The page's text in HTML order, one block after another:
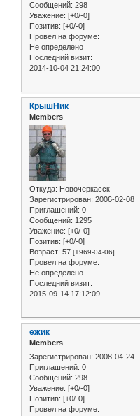
Сообщений: 298
Уважение: [+0/-0]
Позитив: [+0/-0]
Провел на форуме:
Не определено
Последний визит:
2014-10-04 21:24:00
КрышНик
Members
Откуда: Новочеркасск
Зарегистрирован: 2006-02-08
Приглашений: 0
Сообщений: 1295
Уважение: [+0/-0]
Позитив: [+0/-0]
Возраст: 57 [1969-04-06]
Провел на форуме:
Не определено
Последний визит:
2015-09-14 17:12:09
ёжик
Members
Зарегистрирован: 2008-04-24
Приглашений: 0
Сообщений: 298
Уважение: [+0/-0]
Позитив: [+0/-0]
Провел на форуме: